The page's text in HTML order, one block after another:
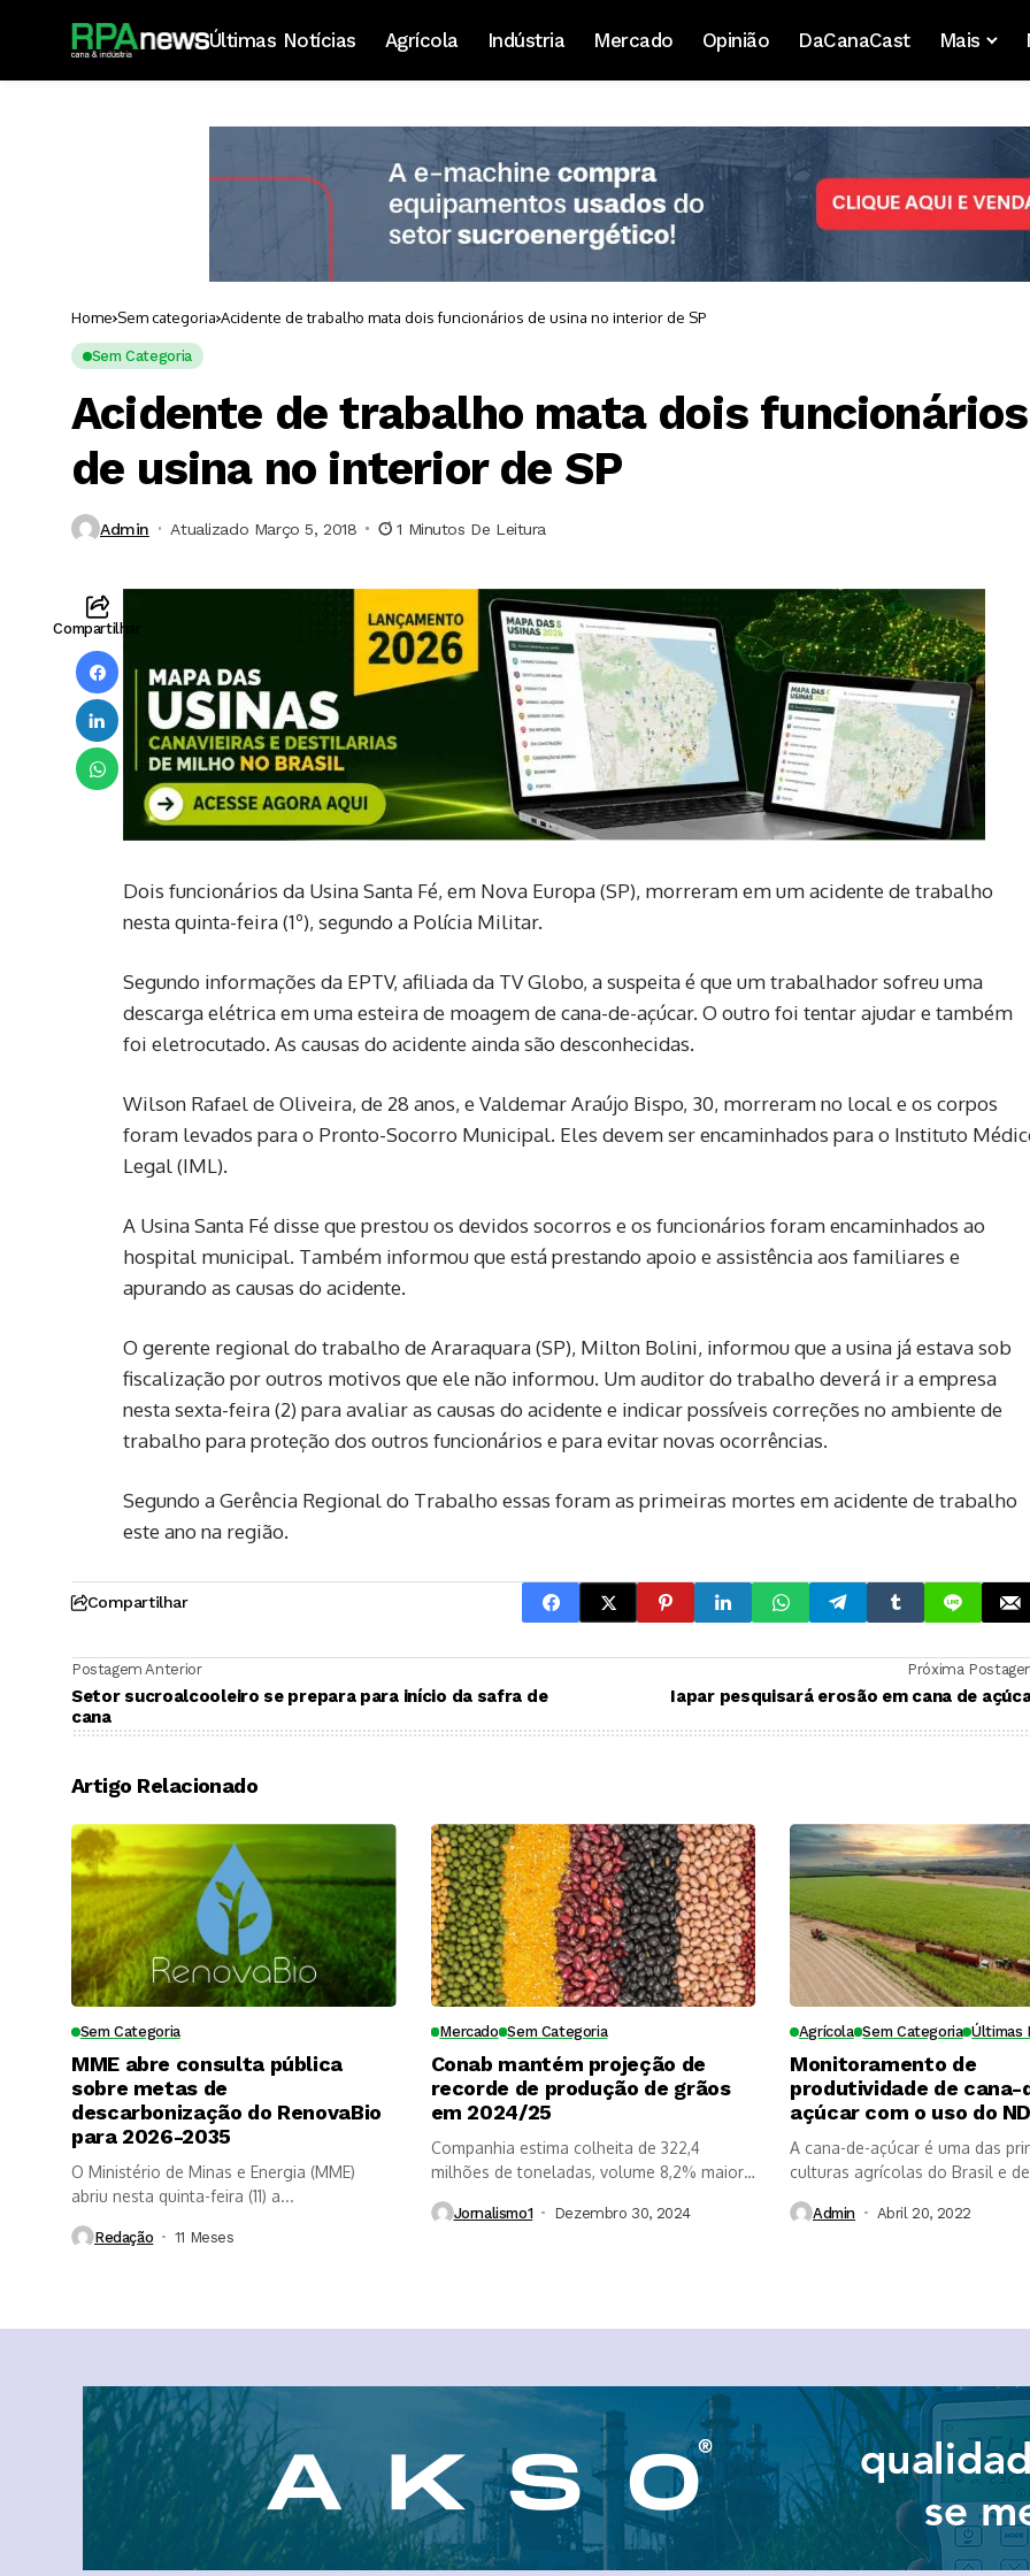
Últimas Notícias Agrícola Indústria Mercado Opinião DaCanaCast Mais
Home Sem categoria Acidente de trabalho mata dois funcionários de usina no interior de SP
Sem Categoria
Acidente de trabalho mata dois funcionários
de usina no interior de SP
Admin Atualizado Março 5, 2018 1 Minutos De Leitura
Compartilhar
Dois funcionários da Usina Santa Fé, em Nova Europa (SP), morreram em um acidente de trabalho
nesta quinta-feira (1º), segundo a Polícia Militar.
Segundo informações da EPTV, afiliada da TV Globo, a suspeita é que um trabalhador sofreu uma
descarga elétrica em uma esteira de moagem de cana-de-açúcar. O outro foi tentar ajudar e também
foi eletrocutado. As causas do acidente ainda são desconhecidas.
Wilson Rafael de Oliveira, de 28 anos, e Valdemar Araújo Bispo, 30, morreram no local e os corpos
foram levados para o Pronto-Socorro Municipal. Eles devem ser encaminhados para o Instituto
Legal (IML).
A Usina Santa Fé disse que prestou os devidos socorros e os funcionários foram encaminhados ao
hospital municipal. Também informou que está prestando apoio e assistência aos familiares e
apurando as causas do acidente.
O gerente regional do trabalho de Araraquara (SP), Milton Bolini, informou que a usina já estava sob
fiscalização por outros motivos que ele não informou. Um auditor do trabalho deverá ir a empresa
nesta sexta-feira (2) para avaliar as causas do acidente e indicar possíveis correções no ambiente de
trabalho para proteção dos outros funcionários e para evitar novas ocorrências.
Segundo a Gerência Regional do Trabalho essas foram as primeiras mortes em acidente de trabalho
este ano na região.
Compartilhar
Postagem Anterior
Setor sucroalcooleiro se prepara para início da safra de
cana
Próxima
Iapar pesquisará erosão em cana de
Artigo Relacionado
Sem Categoria
MME abre consulta pública
sobre metas de
descarbonização do RenovaBio
para 2026-2035
O Ministério de Minas e Energia (MME)
abriu nesta quinta-feira (11) a...
Redação 11 Meses ⁮
Mercado Sem Categoria
Conab mantém projeção de
recorde de produção de grãos
em 2024/25
Companhia estima colheita de 322,4
milhões de toneladas, volume 8,2% maior
Jornalismo1 Dezembro 30, 2024
Agrícola Sem Categoria Últimas
Monitoramento de
produtividade de cana-
açúcar com o uso do
A cana-de-açúcar é uma das
culturas agrícolas do Brasil e
Admin Abril 20, 2022